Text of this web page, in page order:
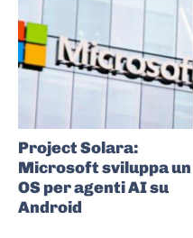
Project Solara:
Microsoft sviluppa un
OS per agenti AI su
Android